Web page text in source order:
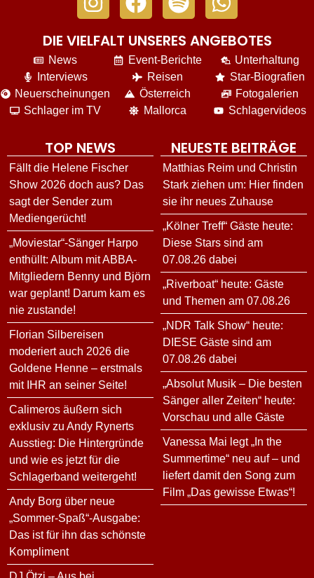
DIE VIELFALT UNSERES ANGEBOTES
News
Interviews
Neuerscheinungen
Schlager im TV
Event-Berichte
Reisen
Österreich
Mallorca
Unterhaltung
Star-Biografien
Fotogalerien
Schlagervideos
TOP NEWS
Fällt die Helene Fischer
Show 2026 doch aus? Das
sagt der Sender zum
Mediengerücht!
„Moviestar“-Sänger Harpo
enthüllt: Album mit ABBA-
Mitgliedern Benny und Björn
war geplant! Darum kam es
nie zustande!
Florian Silbereisen
moderiert auch 2026 die
Goldene Henne – erstmals
mit IHR an seiner Seite!
Calimeros äußern sich
exklusiv zu Andy Rynerts
Ausstieg: Die Hintergründe
und wie es jetzt für die
Schlagerband weitergeht!
Andy Borg über neue
„Sommer-Spaß“-Ausgabe:
Das ist für ihn das schönste
Kompliment
NEUESTE BEITRÄGE
Matthias Reim und Christin
Stark ziehen um: Hier finden
sie ihr neues Zuhause
„Kölner Treff“ Gäste heute:
Diese Stars sind am
07.08.26 dabei
„Riverboat“ heute: Gäste
und Themen am 07.08.26
„NDR Talk Show“ heute:
DIESE Gäste sind am
07.08.26 dabei
„Absolut Musik – Die besten
Sänger aller Zeiten“ heute:
Vorschau und alle Gäste
Vanessa Mai legt „In the
Summertime“ neu auf – und
liefert damit den Song zum
Film „Das gewisse Etwas“!